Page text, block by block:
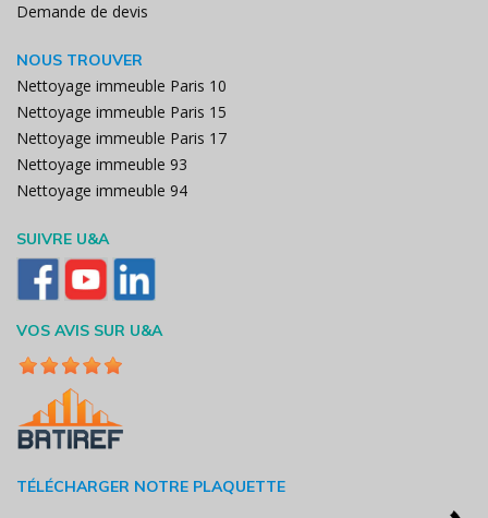
Demande de devis
NOUS TROUVER
Nettoyage immeuble Paris 10
Nettoyage immeuble Paris 15
Nettoyage immeuble Paris 17
Nettoyage immeuble 93
Nettoyage immeuble 94
SUIVRE U&A
VOS AVIS SUR U&A
TÉLÉCHARGER NOTRE PLAQUETTE